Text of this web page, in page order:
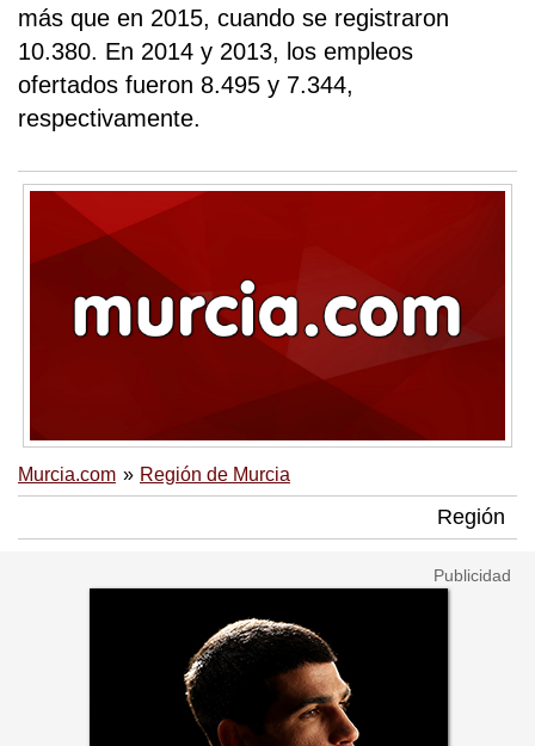
más que en 2015, cuando se registraron
10.380. En 2014 y 2013, los empleos
ofertados fueron 8.495 y 7.344,
respectivamente.
Murcia.com Región de Murcia
Región